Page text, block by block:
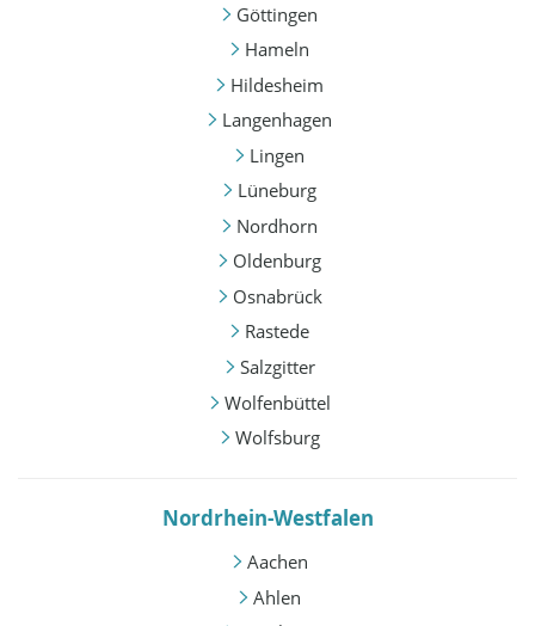
Göttingen
Hameln
Hildesheim
Langenhagen
Lingen
Lüneburg
Nordhorn
Oldenburg
Osnabrück
Rastede
Salzgitter
Wolfenbüttel
Wolfsburg
Nordrhein-Westfalen
Aachen
Ahlen